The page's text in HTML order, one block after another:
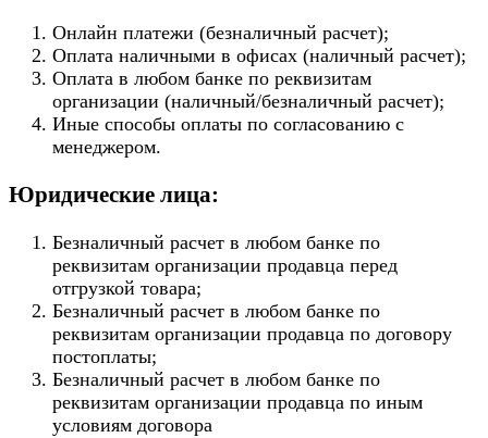
Онлайн платежи (безналичный расчет);
Оплата наличными в офисах (наличный расчет);
Оплата в любом банке по реквизитам
организации (наличный/безналичный расчет);
Иные способы оплаты по согласованию с
менеджером.
Юридические лица:
Безналичный расчет в любом банке по
реквизитам организации продавца перед
отгрузкой товара;
Безналичный расчет в любом банке по
реквизитам организации продавца по договору
постоплаты;
Безналичный расчет в любом банке по
реквизитам организации продавца по иным
условиям договора